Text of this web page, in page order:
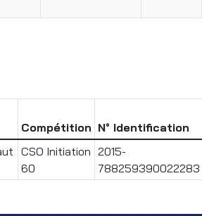
Compétition N° Identification
CSO Initiation
60
2015-
788259390022283